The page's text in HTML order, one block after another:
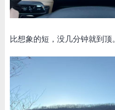
比想象的短，没几分钟就到顶。